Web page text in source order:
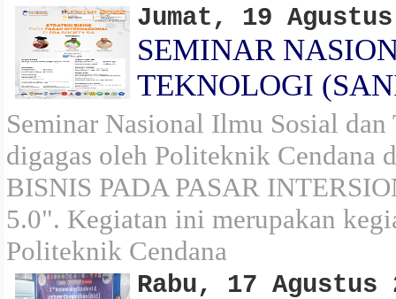
Jumat, 19
SEMINAR
TEKNOLOGI
Seminar Nasional Ilmu Sosial
digagas oleh Politeknik Cendana
BISNIS PADA PASAR
5.0". Kegiatan ini merupakan
Politeknik Cendana
Rabu, 17